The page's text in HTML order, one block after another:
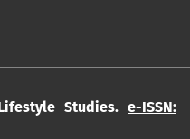
Studies. e-ISSN: